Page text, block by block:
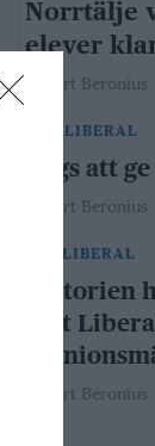
Norrtälje
elever
Robert Beronius
29 julLIBERAL
Dags att
Robert Beronius
LIBERAL
Historien
mot
Robert Beronius